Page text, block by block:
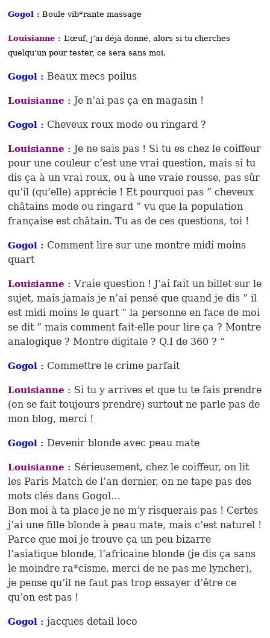
Gogol : Boule vib*rante massage
Louisianne :L’œuf, j’ai déjà donné, alors si tu cherches
quelqu’un pour tester, ce sera sans moi.
Gogol : Beaux mecs poilus
Louisianne :Je n’ai pas ça en magasin !
Gogol : Cheveux roux mode ou ringard ?
Louisianne : Je ne sais pas ! Si tu es chez le coiffeur
pour une couleur c’est une vrai question, mais si tu
dis ça à un vrai roux, ou à une vraie rousse, pas sûr
qu’il (qu’elle) apprécie ! Et pourquoi pas ” cheveux
châtains mode ou ringard ” vu que la population
française est châtain. Tu as de ces questions, toi !
Gogol : Comment lire sur une montre midi moins
quart
Louisianne : Vraie question ! J’ai fait un billet sur le
sujet, mais jamais je n’ai pensé que quand je dis ” il
est midi moins le quart ” la personne en face de moi
se dit ” mais comment fait-elle pour lire ça ? Montre
analogique ? Montre digitale ? Q.I de 360 ? “
Gogol : Commettre le crime parfait
Louisianne : Si tu y arrives et que tu te fais prendre
(on se fait toujours prendre) surtout ne parle pas de
mon blog, merci !
Gogol : Devenir blonde avec peau mate
Louisianne : Sérieusement, chez le coiffeur, on lit
les Paris Match de l’an dernier, on ne tape pas des
mots clés dans Gogol…
Bon moi à ta place je ne m’y risquerais pas ! Certes
j’ai une fille blonde à peau mate, mais c’est naturel !
Parce que moi je trouve ça un peu bizarre
l’asiatique blonde, l’africaine blonde (je dis ça sans
le moindre ra*cisme, merci de ne pas me lyncher),
je pense qu’il ne faut pas trop essayer d’être ce
qu’on est pas !
Gogol : jacques detail loco